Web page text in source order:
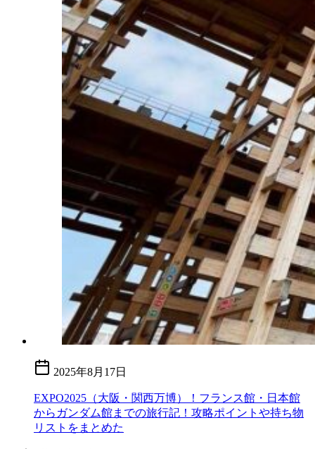
2025年8月17日
EXPO2025（大阪・関西万博）！フランス館・日本館
からガンダム館までの旅行記！攻略ポイントや持ち物
リストをまとめた